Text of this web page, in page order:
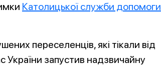
Католицької служби допомоги
переселенців, які тікали від
України запустив надзвичайну